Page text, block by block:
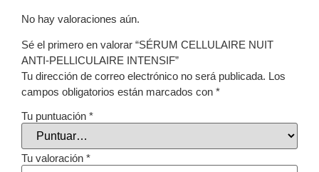
No hay valoraciones aún.
Sé el primero en valorar “SÉRUM CELLULAIRE NUIT
ANTI-PELLICULAIRE INTENSIF”
Tu dirección de correo electrónico no será publicada. Los
campos obligatorios están marcados con *
Tu puntuación *
Tu valoración *